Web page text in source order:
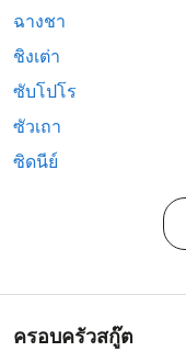
ฉางชา
ชิงเต่า
ซับโปโร
ซัวเถา
ซิดนีย์
ครอบครัวสกู๊ต